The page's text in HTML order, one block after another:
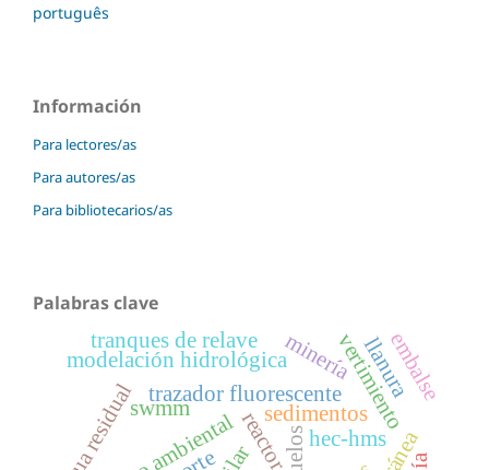
português
Información
Para lectores/as
Para autores/as
Para bibliotecarios/as
Palabras clave
trazador fluorescente
sedimentos
reactor
agua residual vertimiento
suelos
modelación hidrológica
swmm
llanura
tranques de relave minería embalse
hec-hms